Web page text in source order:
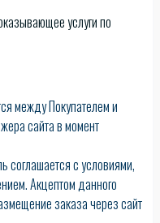
услуги по
между Покупателем и
сайта в момент
соглашается с условиями,
Акцептом данного
заказа через сайт